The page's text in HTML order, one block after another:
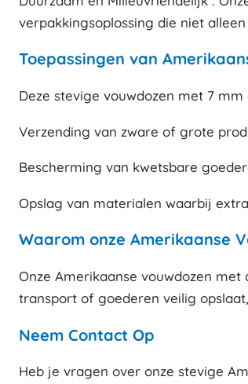
verpakkingsoplossing die niet
Toepassingen van
Deze stevige vouwdozen met 7
Verzending van zware of grote
Bescherming van kwetsbare
Opslag van materialen waarbij
Waarom onze Amerikaanse
Onze Amerikaanse vouwdozen
transport of goederen veilig
Neem Contact Op
Heb je vragen over onze stevige